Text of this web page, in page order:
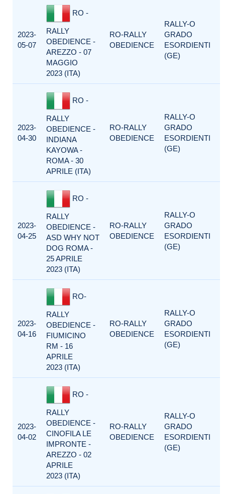
2023-
05-07
RO -
RALLY
OBEDIENCE -
AREZZO - 07
MAGGIO
2023 (ITA)
RO-RALLY
OBEDIENCE
RALLY-O
GRADO
ESORDIENTI
(GE)
2023-
04-30
RO -
RALLY
OBEDIENCE -
INDIANA
KAYOWA -
ROMA - 30
APRILE (ITA)
RO-RALLY
OBEDIENCE
RALLY-O
GRADO
ESORDIENTI
(GE)
2023-
04-25
RO -
RALLY
OBEDIENCE -
ASD WHY NOT
DOG ROMA -
25 APRILE
2023 (ITA)
RO-RALLY
OBEDIENCE
RALLY-O
GRADO
ESORDIENTI
(GE)
2023-
04-16
RO-
RALLY
OBEDIENCE -
FIUMICINO
RM - 16
APRILE
2023 (ITA)
RO-RALLY
OBEDIENCE
RALLY-O
GRADO
ESORDIENTI
(GE)
2023-
04-02
RO -
RALLY
OBEDIENCE -
CINOFILA LE
IMPRONTE -
AREZZO - 02
APRILE
2023 (ITA)
RO-RALLY
OBEDIENCE
RALLY-O
GRADO
ESORDIENTI
(GE)